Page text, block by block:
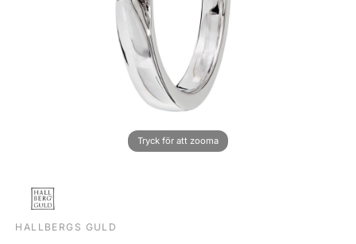
HALLBERGS GULD